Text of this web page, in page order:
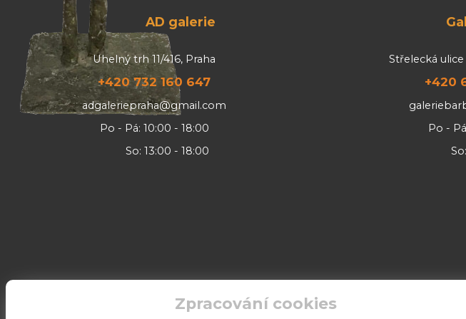
AD galerie
Uhelný trh 11/416, Praha
+420 732 160 647
adgaleriepraha@gmail.com
Po - Pá: 10:00 - 18:00
So: 13:00 - 18:00
Galerie
Střelecká
+420
Po -
So:
Zpracování cookies